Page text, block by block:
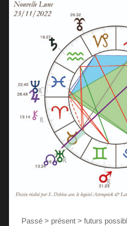
Passé > présent > futurs